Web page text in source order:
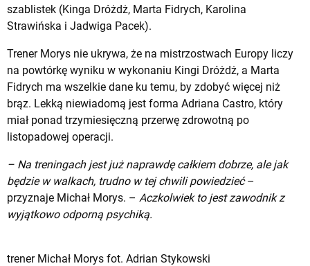
szablistek (Kinga Dróżdż, Marta Fidrych, Karolina
Strawińska i Jadwiga Pacek).
Trener Morys nie ukrywa, że na mistrzostwach Europy liczy
na powtórkę wyniku w wykonaniu Kingi Dróżdż, a Marta
Fidrych ma wszelkie dane ku temu, by zdobyć więcej niż
brąz. Lekką niewiadomą jest forma Adriana Castro, który
miał ponad trzymiesięczną przerwę zdrowotną po
listopadowej operacji.
– Na treningach jest już naprawdę całkiem dobrze, ale jak
będzie w walkach, trudno w tej chwili powiedzieć–
przyznaje Michał Morys. – Aczkolwiek to jest zawodnik z
wyjątkowo odporną psychiką.
trener Michał Morys fot. Adrian Stykowski